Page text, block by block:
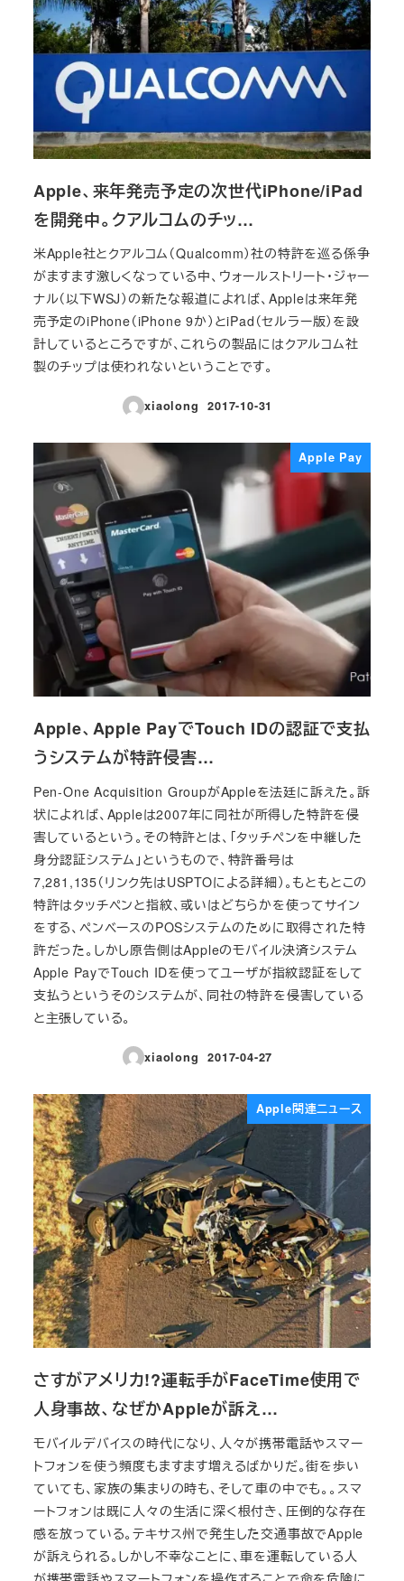
Apple、来年発売予定の次世代iPhone/iPad
を開発中。クアルコムのチッ…
米Apple社とクアルコム（Qualcomm）社の特許を巡る係争
がますます激しくなっている中、ウォールストリート・ジャー
ナル（以下WSJ）の新たな報道によれば、Appleは来年発
売予定のiPhone（iPhone 9か）とiPad（セルラー版）を設
計しているところですが、これらの製品にはクアルコム社
製のチップは使われないということです。
xiaolong
投稿日
2017-10-31
Apple Pay
Apple、Apple PayでTouch IDの認証で支払
うシステムが特許侵害…
Pen-One Acquisition GroupがAppleを法廷に訴えた。訴
状によれば、Appleは2007年に同社が所得した特許を侵
害しているという。その特許とは、「タッチペンを中継した
身分認証システム」というもので、特許番号は
7,281,135（リンク先はUSPTOによる詳細）。もともとこの
特許はタッチペンと指紋、或いはどちらかを使ってサイン
をする、ペンベースのPOSシステムのために取得された特
許だった。しかし原告側はAppleのモバイル決済システム
Apple PayでTouch IDを使ってユーザが指紋認証をして
支払うというそのシステムが、同社の特許を侵害している
と主張している。
xiaolong
投稿日
2017-04-27
Apple関連ニュース
さすがアメリカ!?運転手がFaceTime使用で
人身事故、なぜかAppleが訴え…
モバイルデバイスの時代になり、人々が携帯電話やスマー
トフォンを使う頻度もますます増えるばかりだ。街を歩い
ていても、家族の集まりの時も、そして車の中でも。。スマ
ートフォンは既に人々の生活に深く根付き、圧倒的な存在
感を放っている。テキサス州で発生した交通事故でApple
が訴えられる。しかし不幸なことに、車を運転している人